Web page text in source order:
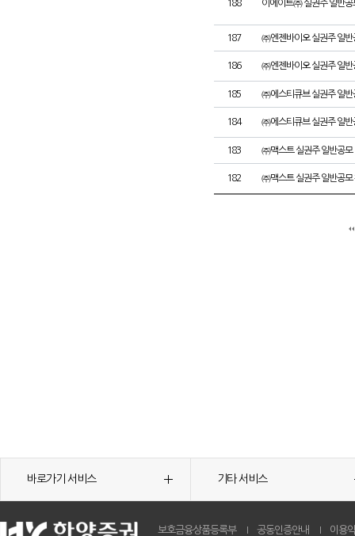
188 이에이트㈜ 실권주 일반공
187 ㈜엔젠바이오 실권주 일반
186 ㈜엔젠바이오 실권주 일반
185 ㈜에스티큐브 실권주 일반
184 ㈜에스티큐브 실권주 일반
183 ㈜맥스트 실권주 일반공모
182 ㈜맥스트 실권주 일반공모
바로가기 서비스 기타 서비스
보호금융상품등록부 공동인증안내 이용